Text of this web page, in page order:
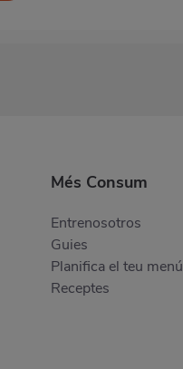
Més Consum
Entrenosotros
Guies
Planifica el teu menú
Receptes